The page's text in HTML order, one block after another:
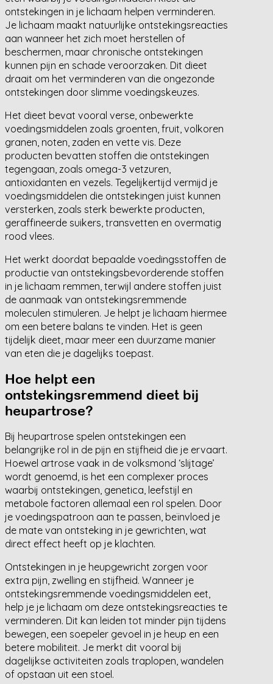
ontstekingen in je lichaam helpen verminderen.
Je lichaam maakt natuurlijke ontstekingsreacties
aan wanneer het zich moet herstellen of
beschermen, maar chronische ontstekingen
kunnen pijn en schade veroorzaken. Dit dieet
draait om het verminderen van die ongezonde
ontstekingen door slimme voedingskeuzes.
Het dieet bevat vooral verse, onbewerkte
voedingsmiddelen zoals groenten, fruit, volkoren
granen, noten, zaden en vette vis. Deze
producten bevatten stoffen die ontstekingen
tegengaan, zoals omega-3 vetzuren,
antioxidanten en vezels. Tegelijkertijd vermijd je
voedingsmiddelen die ontstekingen juist kunnen
versterken, zoals sterk bewerkte producten,
geraffineerde suikers, transvetten en overmatig
rood vlees.
Het werkt doordat bepaalde voedingsstoffen de
productie van ontstekingsbevorderende stoffen
in je lichaam remmen, terwijl andere stoffen juist
de aanmaak van ontstekingsremmende
moleculen stimuleren. Je helpt je lichaam hiermee
om een betere balans te vinden. Het is geen
tijdelijk dieet, maar meer een duurzame manier
van eten die je dagelijks toepast.
Hoe helpt een
ontstekingsremmend dieet bij
heupartrose?
Bij heupartrose spelen ontstekingen een
belangrijke rol in de pijn en stijfheid die je ervaart.
Hoewel artrose vaak in de volksmond ‘slijtage’
wordt genoemd, is het een complexer proces
waarbij ontstekingen, genetica, leefstijl en
metabole factoren allemaal een rol spelen. Door
je voedingspatroon aan te passen, beïnvloed je
de mate van ontsteking in je gewrichten, wat
direct effect heeft op je klachten.
Ontstekingen in je heupgewricht zorgen voor
extra pijn, zwelling en stijfheid. Wanneer je
ontstekingsremmende voedingsmiddelen eet,
help je je lichaam om deze ontstekingsreacties te
verminderen. Dit kan leiden tot minder pijn tijdens
bewegen, een soepeler gevoel in je heup en een
betere mobiliteit. Je merkt dit vooral bij
dagelijkse activiteiten zoals traplopen, wandelen
of opstaan uit een stoel.